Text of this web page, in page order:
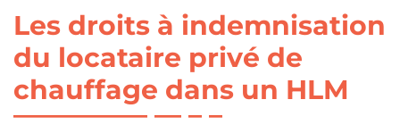
Les droits à indemnisation
du locataire privé de
chauffage dans un HLM